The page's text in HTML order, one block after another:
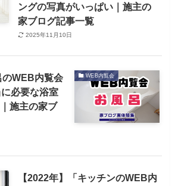
ングの写真がいっぱい｜施主の
家ブログ記事一覧
2025年11月10日
WEB内覧会
のWEB内覧会
必要な浴室
施主の家ブ
【2022年】「キッチンのWEB内